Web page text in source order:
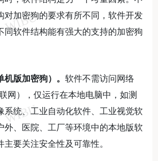
对加密狗的要求有所不同，软件开发
同软件结构能有强大的支持的加密狗
版加密狗）。 软件不需访问网络
网），仅运行在本地电脑中，如测
系统、工业自动化软件、工业视觉软
外、医院、工厂等环境中的本地版软
要关注安全性及可靠性。